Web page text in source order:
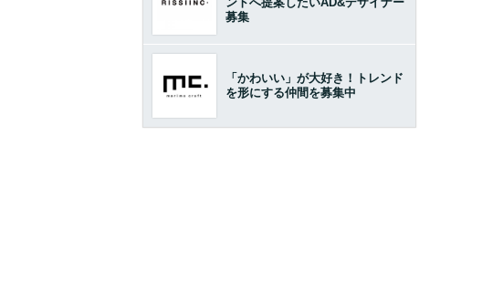
募集
「かわいい」が大好き！トレンド
を形にする仲間を募集中